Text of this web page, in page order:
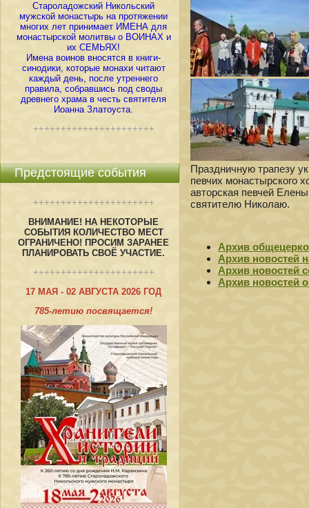
Староладожский Никольский
мужской монастырь на протяжении
многих лет принимает ИМЕНА для
монастырской молитвы о ВОИНАХ и
их СЕМЬЯХ!
Имена воинов вносятся в книги-
синодики, которые монахи читают
каждый день, после утреннего
правила, собравшись под своды
древнего храма в честь святителя
Иоанна Златоуста.
++++++++++++++++++++++
Предстоящие события
++++++++++++++++++++++
ВНИМАНИЕ! НА НЕКОТОРЫЕ
СОБЫТИЯ КОЛИЧЕСТВО МЕСТ
ОГРАНИЧЕНО! ПРОСИМ ЗАРАНЕЕ
ПЛАНИРОВАТЬ СВОЁ УЧАСТИЕ.
++++++++++++++++++++++
17 МАЯ - 02 АВГУСТА 2026 ГОД
785-летию посвящается!
Праздничную трапезу
певчих монастырского
авторская певчей
святителю Николаю.
Архив
Архив новостей
Архив новостей
Архив новостей